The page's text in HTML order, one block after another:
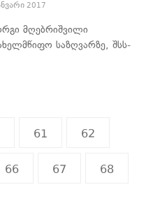
2017
მღებრიშვილი
საზღვარზე, შსს-
61 62
66 67 68